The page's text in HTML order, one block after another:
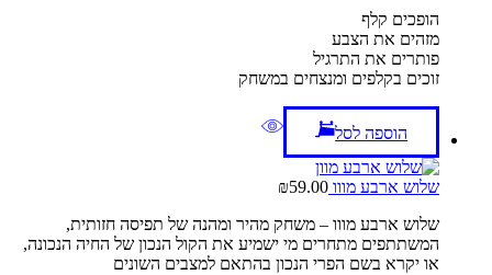
הופכים קלף
מזהים את הצבע
פותרים את התרגיל
זוכים בקלפים ומנצחים במשחק
הוספה לסל
שלוש ארבע מווו ₪59.00
שלוש ארבע מווו – משחק מהיר ומהנה של תפיסה חזותית,
המשתתפים מתחרים מי ישמיע את הקול הנכון של החיה הנכונה,
או יקרא בשם הפרי הנכון בהתאם למצבים השונים